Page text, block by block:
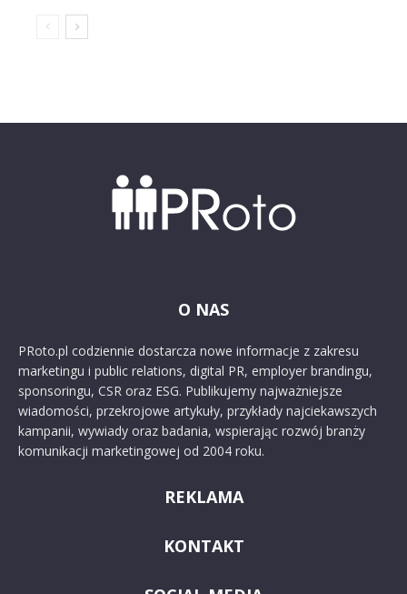
O NAS
PRoto.pl codziennie dostarcza nowe informacje z zakresu
marketingu i public relations, digital PR, employer brandingu,
sponsoringu, CSR oraz ESG. Publikujemy najważniejsze
wiadomości, przekrojowe artykuły, przykłady najciekawszych
kampanii, wywiady oraz badania, wspierając rozwój branży
komunikacji marketingowej od 2004 roku.
REKLAMA
KONTAKT